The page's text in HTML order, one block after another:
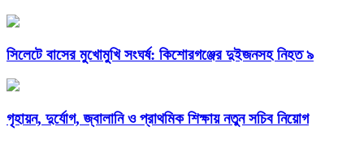
সিলেটে বাসের মুখোমুখি সংঘর্ষ: কিশোরগঞ্জের দুইজনসহ নিহত ৯
গৃহায়ন, দুর্যোগ, জ্বালানি ও প্রাথমিক শিক্ষায় নতুন সচিব নিয়োগ